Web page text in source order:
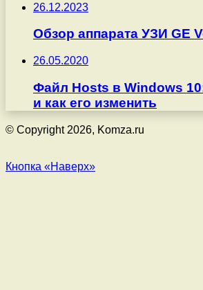
26.12.2023
Обзор аппарата УЗИ GE
26.05.2020
Файл Hosts в Windows
и как его изменить
© Copyright 2026, Komza.ru
Кнопка «Наверх»